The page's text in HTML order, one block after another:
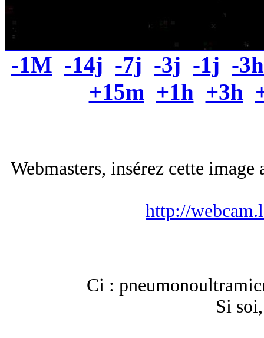
-1M -14j -7j -3j -1j -3h
+15m +1h +3h
Webmasters, insérez cette
http://
Ci :
Si